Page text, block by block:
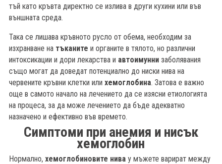
тъй като кръвта директно се излива в други кухини или във
външната среда.
Така се лишава кръвното русло от обема, необходим за
изхранване на тъканите и органите в тялото, но различни
интоксикации и дори лекарства и автоимуннизаболявания
също могат да доведат потенциално до ниски нива на
червените кръвни клетки или хемоглобина. Затова е важно
още в самото начало на лечението да се изясни етиологията
на процеса, за да може лечението да бъде адекватно
назначено и ефективно във времето.
Симптоми при анемия и нисък
хемоглобин
Нормално, хемоглобиновите нивау мъжете варират между